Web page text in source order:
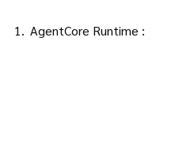
AgentCore Runtime :